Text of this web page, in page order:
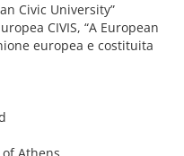
Civic University”
CIVIS, “A European
europea e costituita